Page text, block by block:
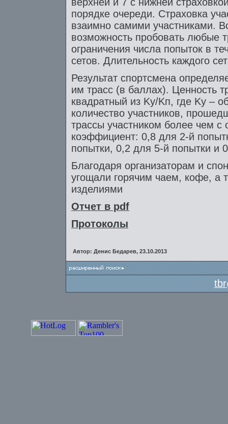
порядке очереди. Страховка
взаимно самими участниками.
возможность пробовать любые
ограничения числа попыток в
сетов. Длительность каждого
Результат спортсмена
им трасс (в баллах). Ценность
квадратный из Kу/Kп, где Kу –
количество участников,
трассы участником более чем
коэффициент: 0,8 для 2-й
попытки, 0,2 для 5-й попытки и
Благодаря организаторам и
угощали горячим чаем, кофе, а
изделиями
Отчет в pdf
Протоколы
Автор: Денис Бедарев, 23.10.2013